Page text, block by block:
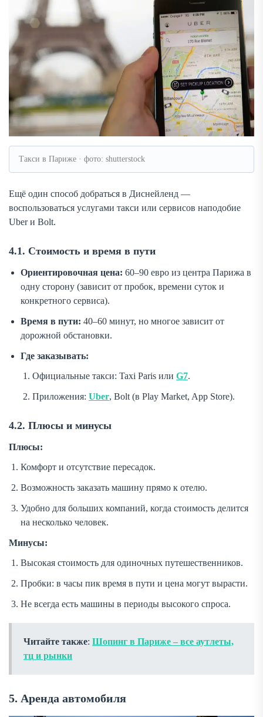
Такси в Париже · фото: shutterstock
Ещё один способ добраться в Диснейленд —
воспользоваться услугами такси или сервисов наподобие
Uber и Bolt.
4.1. Стоимость и время в пути
Ориентировочная цена: 60–90 евро из центра Парижа в
одну сторону (зависит от пробок, времени суток и
конкретного сервиса).
Время в пути: 40–60 минут, но многое зависит от
дорожной обстановки.
Где заказывать:
Официальные такси: Taxi Paris или G7.
Приложения: Uber, Bolt (в Play Market, App Store).
4.2. Плюсы и минусы
Плюсы:
Комфорт и отсутствие пересадок.
Возможность заказать машину прямо к отелю.
Удобно для больших компаний, когда стоимость делится
на несколько человек.
Минусы:
Высокая стоимость для одиночных путешественников.
Пробки: в часы пик время в пути и цена могут вырасти.
Не всегда есть машины в периоды высокого спроса.
Читайте также: Шопинг в Париже – все аутлеты,
тц и рынки
5. Аренда автомобиля